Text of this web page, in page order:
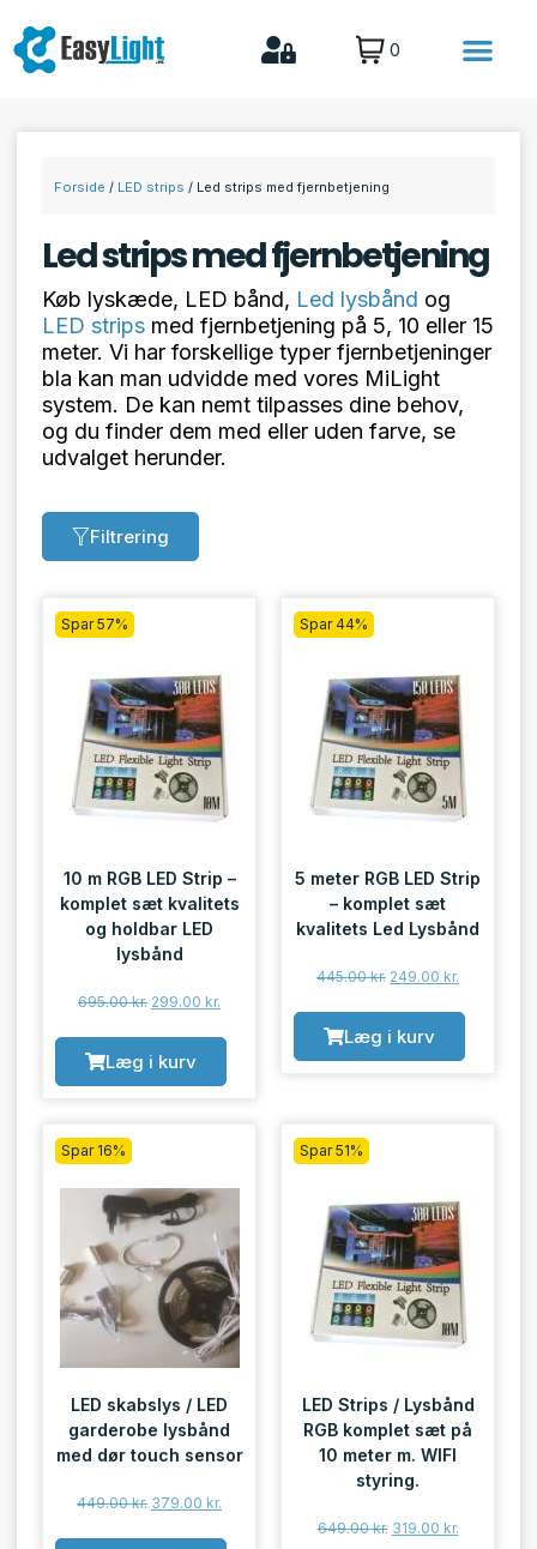
0
Forside / LED strips / Led strips med fjernbetjening
Led strips med fjernbetjening
Køb lyskæde, LED bånd, Led lysbånd og
LED strips med fjernbetjening på 5, 10 eller 15
meter. Vi har forskellige typer fjernbetjeninger
bla kan man udvidde med vores MiLight
system. De kan nemt tilpasses dine behov,
og du finder dem med eller uden farve, se
udvalget herunder.
Filtrering
Spar 57%
10 m RGB LED Strip –
komplet sæt kvalitets
og holdbar LED
lysbånd
695.00kr. 299.00 kr.
Læg i kurv
Spar 44%
5 meter RGB LED Strip
– komplet sæt
kvalitets Led Lysbånd
445.00kr. 249.00 kr.
Læg i kurv
Spar 16%
LED skabslys / LED
garderobe lysbånd
med dør touch sensor
449.00kr. 379.00 kr.
Spar 51%
LED Strips / Lysbånd
RGB komplet sæt på
10 meter m. WIFI
styring.
649.00kr. 319.00 kr.